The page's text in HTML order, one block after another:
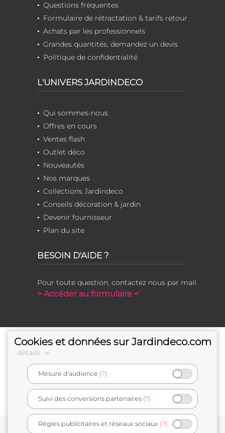
Questions fréquentes
Formulaire de rétractation & tarifs retour
Achats par les professionnels
Grandes quantités, demandez un devis
Politique de confidentialité
L'UNIVERS JARDINDECO
Qui sommes-nous
Offres en cours
Ventes flash
Outlet déco
Nouveautés
Nos marques
Collections Jardindeco
Conseils décoration & jardin
Devenir fournisseur
Plan du site
BESOIN D'AIDE ?
Pour toute question, contactez nous par mail
> Accéder au formulaire <
e-commerçant français
Cookies et données sur Jardindeco.com
détails
Mesure d'audience (?)
Suivi des conversions partenaires (?)
Régies publicitaires et réseaux sociaux (?)